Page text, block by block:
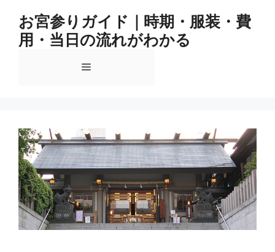
お宮参りガイド｜時期・服装・費
用・当日の流れがわかる
メ
ュ
ー